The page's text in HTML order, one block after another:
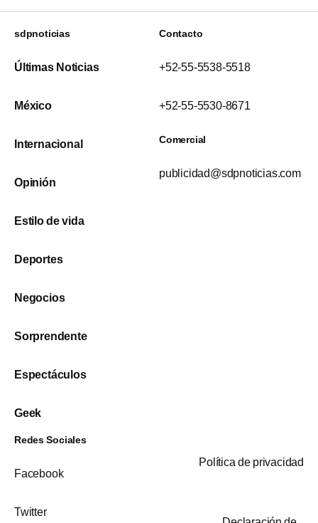
sdpnoticias
Últimas Noticias
México
Internacional
Opinión
Estilo de vida
Deportes
Negocios
Sorprendente
Espectáculos
Geek
Contacto
+52-55-5538-5518
+52-55-5530-8671
Comercial
publicidad@sdpnoticias.com
Redes Sociales
Facebook
Twitter
Política de privacidad